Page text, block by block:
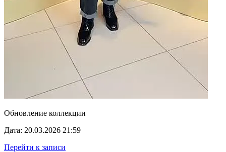
Обновление коллекции
Дата: 20.03.2026 21:59
Перейти к записи